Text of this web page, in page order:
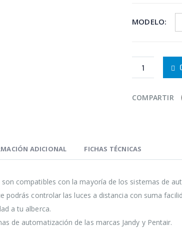
MODELO
COMPARTIR
ADICIONAL FICHAS TÉCNICAS
compatibles con la mayoría de los sistemas de
podrás controlar las luces a distancia con suma
a tu alberca.
de automatización de las marcas Jandy y Pentair.